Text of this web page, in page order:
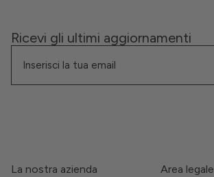
Ricevi gli ultimi aggiornamenti
La nostra azienda Area legale